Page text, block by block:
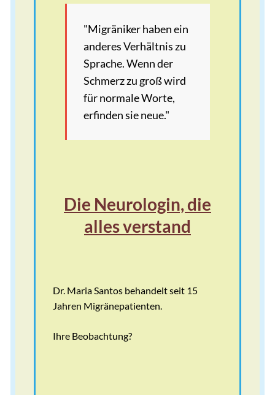
"Migräniker haben ein
anderes Verhältnis zu
Sprache. Wenn der
Schmerz zu groß wird
für normale Worte,
erfinden sie neue."
Die Neurologin, die
alles verstand
Dr. Maria Santos behandelt seit 15
Jahren Migränepatienten.
Ihre Beobachtung?